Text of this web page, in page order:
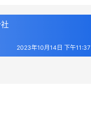
2023年10月14日 下午11:37